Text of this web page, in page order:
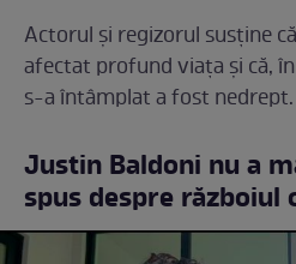
Actorul și regizorul susține
afectat profund viața și că,
s-a întâmplat a fost nedrept.
Justin Baldoni nu a
spus despre războiul